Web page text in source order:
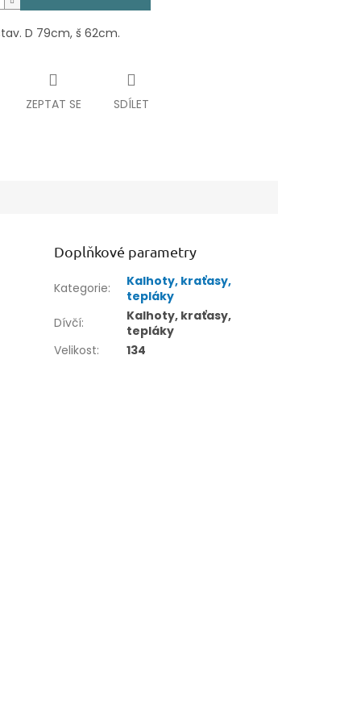
D 79cm, š 62cm.
ZEPTAT SE SDÍLET
Doplňkové parametry
Kategorie:
Kalhoty, kraťasy,
tepláky
Dívčí:
Kalhoty, kraťasy,
tepláky
Velikost: 134